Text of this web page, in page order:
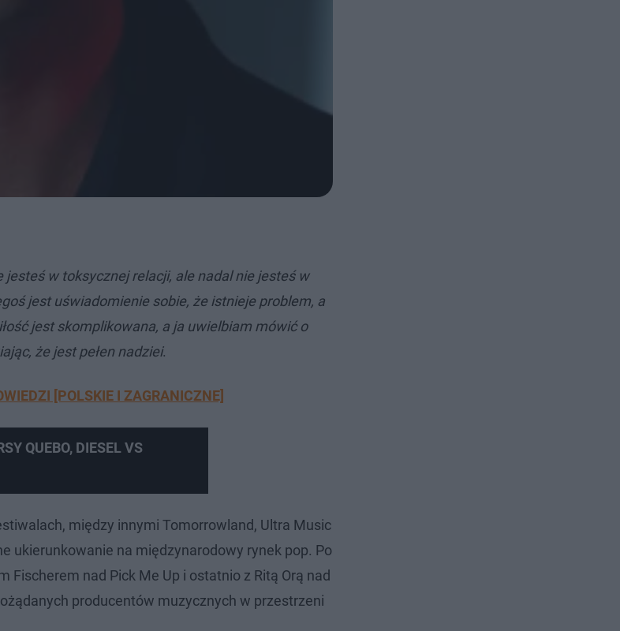
w toksycznej relacji, ale nadal nie jesteś w
jest uświadomienie sobie, że istnieje problem, a
jest skomplikowana, a ja uwielbiam mówić o
że jest pełen nadziei.
[POLSKIE I ZAGRANICZNE]
QUEBO, DIESEL VS
między innymi Tomorrowland, Ultra Music
ukierunkowanie na międzynarodowy rynek pop. Po
Fischerem nad Pick Me Up i ostatnio z Ritą Orą nad
producentów muzycznych w przestrzeni